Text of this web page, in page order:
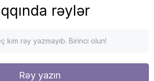
rəylər
kim rəy yazmayıb. Birinci olun!
Rəy yazın